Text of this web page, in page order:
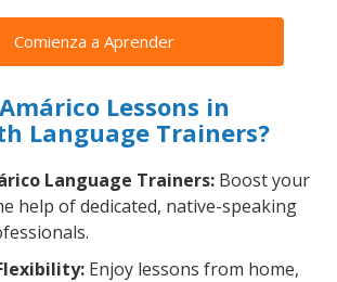
Comienza a Aprender
Lessons in
Language Trainers?
Language Trainers: Boost your
help of dedicated, native-speaking
Enjoy lessons from home,